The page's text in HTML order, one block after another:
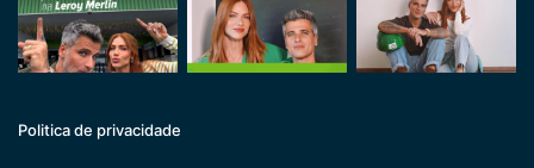
Politica de privacidade